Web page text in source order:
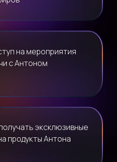
на мероприятия
с Антоном
эксклюзивные
продукты Антона